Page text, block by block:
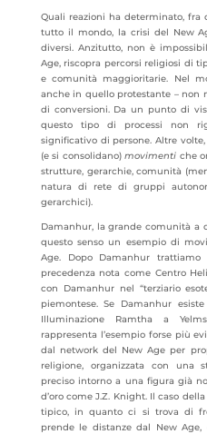
Quali reazioni ha determinato,
tutto il mondo, la crisi del New
diversi. Anzitutto, non è
Age, riscopra percorsi religiosi di
e comunità maggioritarie. Nel
anche in quello protestante – non
di conversioni. Da un punto di
questo tipo di processi non
significativo di persone. Altre
(e si consolidano)movimenti che
strutture, gerarchie, comunità
natura di rete di gruppi
gerarchici).
Damanhur, la grande comunità a
questo senso un esempio di
Age. Dopo Damanhur
precedenza nota come Centro
con Damanhur nel “terziario
piemontese. Se Damanhur
Illuminazione Ramtha a
rappresenta l’esempio forse più
dal network del New Age per
religione, organizzata con una
preciso intorno a una figura già
d’oro come J.Z. Knight. Il caso
tipico, in quanto ci si trova di
prende le distanze dal New